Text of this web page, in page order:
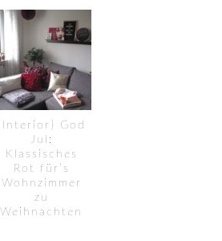
{Interior} God
Jul:
Klassisches
Rot für’s
Wohnzimmer
zu
Weihnachten